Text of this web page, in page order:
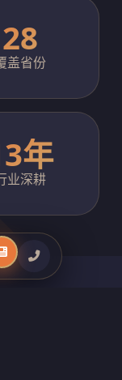
28
盖省份
年
业深耕